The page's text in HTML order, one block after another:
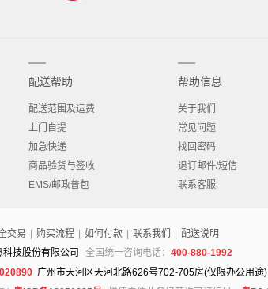
配送帮助
配送范围及运费
上门自提
加急快递
商品验货与签收
EMS/邮政普包
帮助信息
关于我们
常见问题
找回密码
退订邮件/短信
联系客服
交易 购买流程 如何付款 联系我们
配送说明
技股份有限公司 全国统一咨询电话： 400-880-1992
广州市天河区天河北路626号702-705房(仅限办公用途)